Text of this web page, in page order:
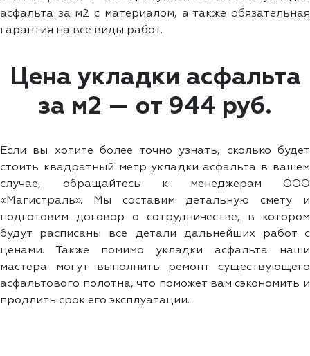
асфальта за м2 с материалом, а также обязательная
гарантия на все виды работ.
Цена укладки асфальта
за м2 — от 944 руб.
Если вы хотите более точно узнать, сколько будет
стоить квадратный метр укладки асфальта в вашем
случае, обращайтесь к менеджерам ООО
«Магистраль». Мы составим детальную смету и
подготовим договор о сотрудничестве, в котором
будут расписаны все детали дальнейших работ с
ценами. Также помимо укладки асфальта наши
мастера могут выполнить ремонт существующего
асфальтового полотна, что поможет вам сэкономить и
продлить срок его эксплуатации.